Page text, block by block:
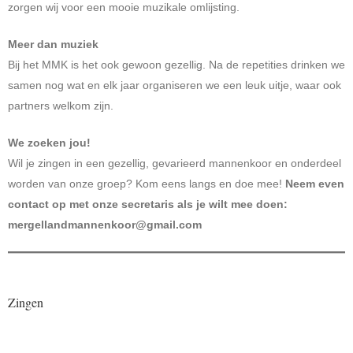
zorgen wij voor een mooie muzikale omlijsting.
Meer dan muziek
Bij het MMK is het ook gewoon gezellig. Na de repetities drinken we
samen nog wat en elk jaar organiseren we een leuk uitje, waar ook
partners welkom zijn.
We zoeken jou!
Wil je zingen in een gezellig, gevarieerd mannenkoor en onderdeel
worden van onze groep? Kom eens langs en doe mee! Neem even
contact op met onze secretaris als je wilt mee doen:
mergellandmannenkoor@gmail.com
Zingen